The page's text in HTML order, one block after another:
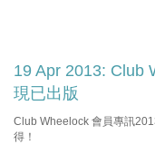
19 Apr 2013: Club
現已出版
Club Wheelock 會員專訊
得！